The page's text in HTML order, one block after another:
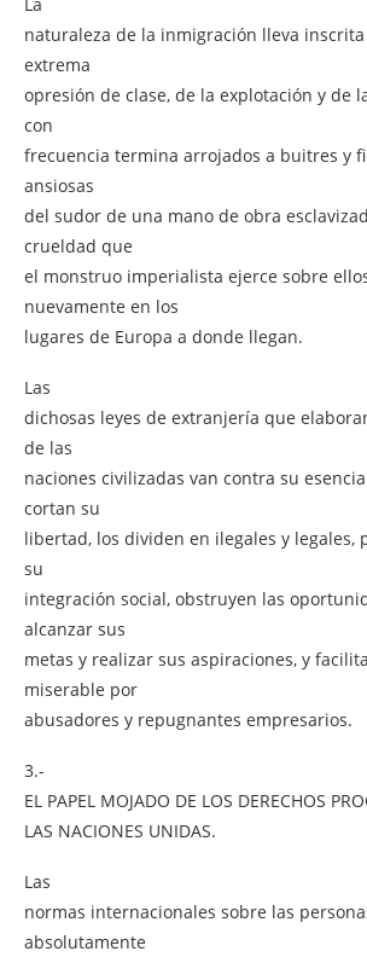
naturaleza de la inmigración lleva
extrema
opresión de clase, de la explotación y de
con
frecuencia termina arrojados a buitres y
ansiosas
del sudor de una mano de obra
crueldad que
el monstruo imperialista ejerce sobre
nuevamente en los
lugares de Europa a donde llegan.
Las
dichosas leyes de extranjería que
de las
naciones civilizadas van contra su
cortan su
libertad, los dividen en ilegales y legales,
su
integración social, obstruyen las
alcanzar sus
metas y realizar sus aspiraciones, y
miserable por
abusadores y repugnantes empresarios.
3.-
EL PAPEL MOJADO DE LOS DERECHOS
LAS NACIONES UNIDAS.
Las
normas internacionales sobre las
absolutamente